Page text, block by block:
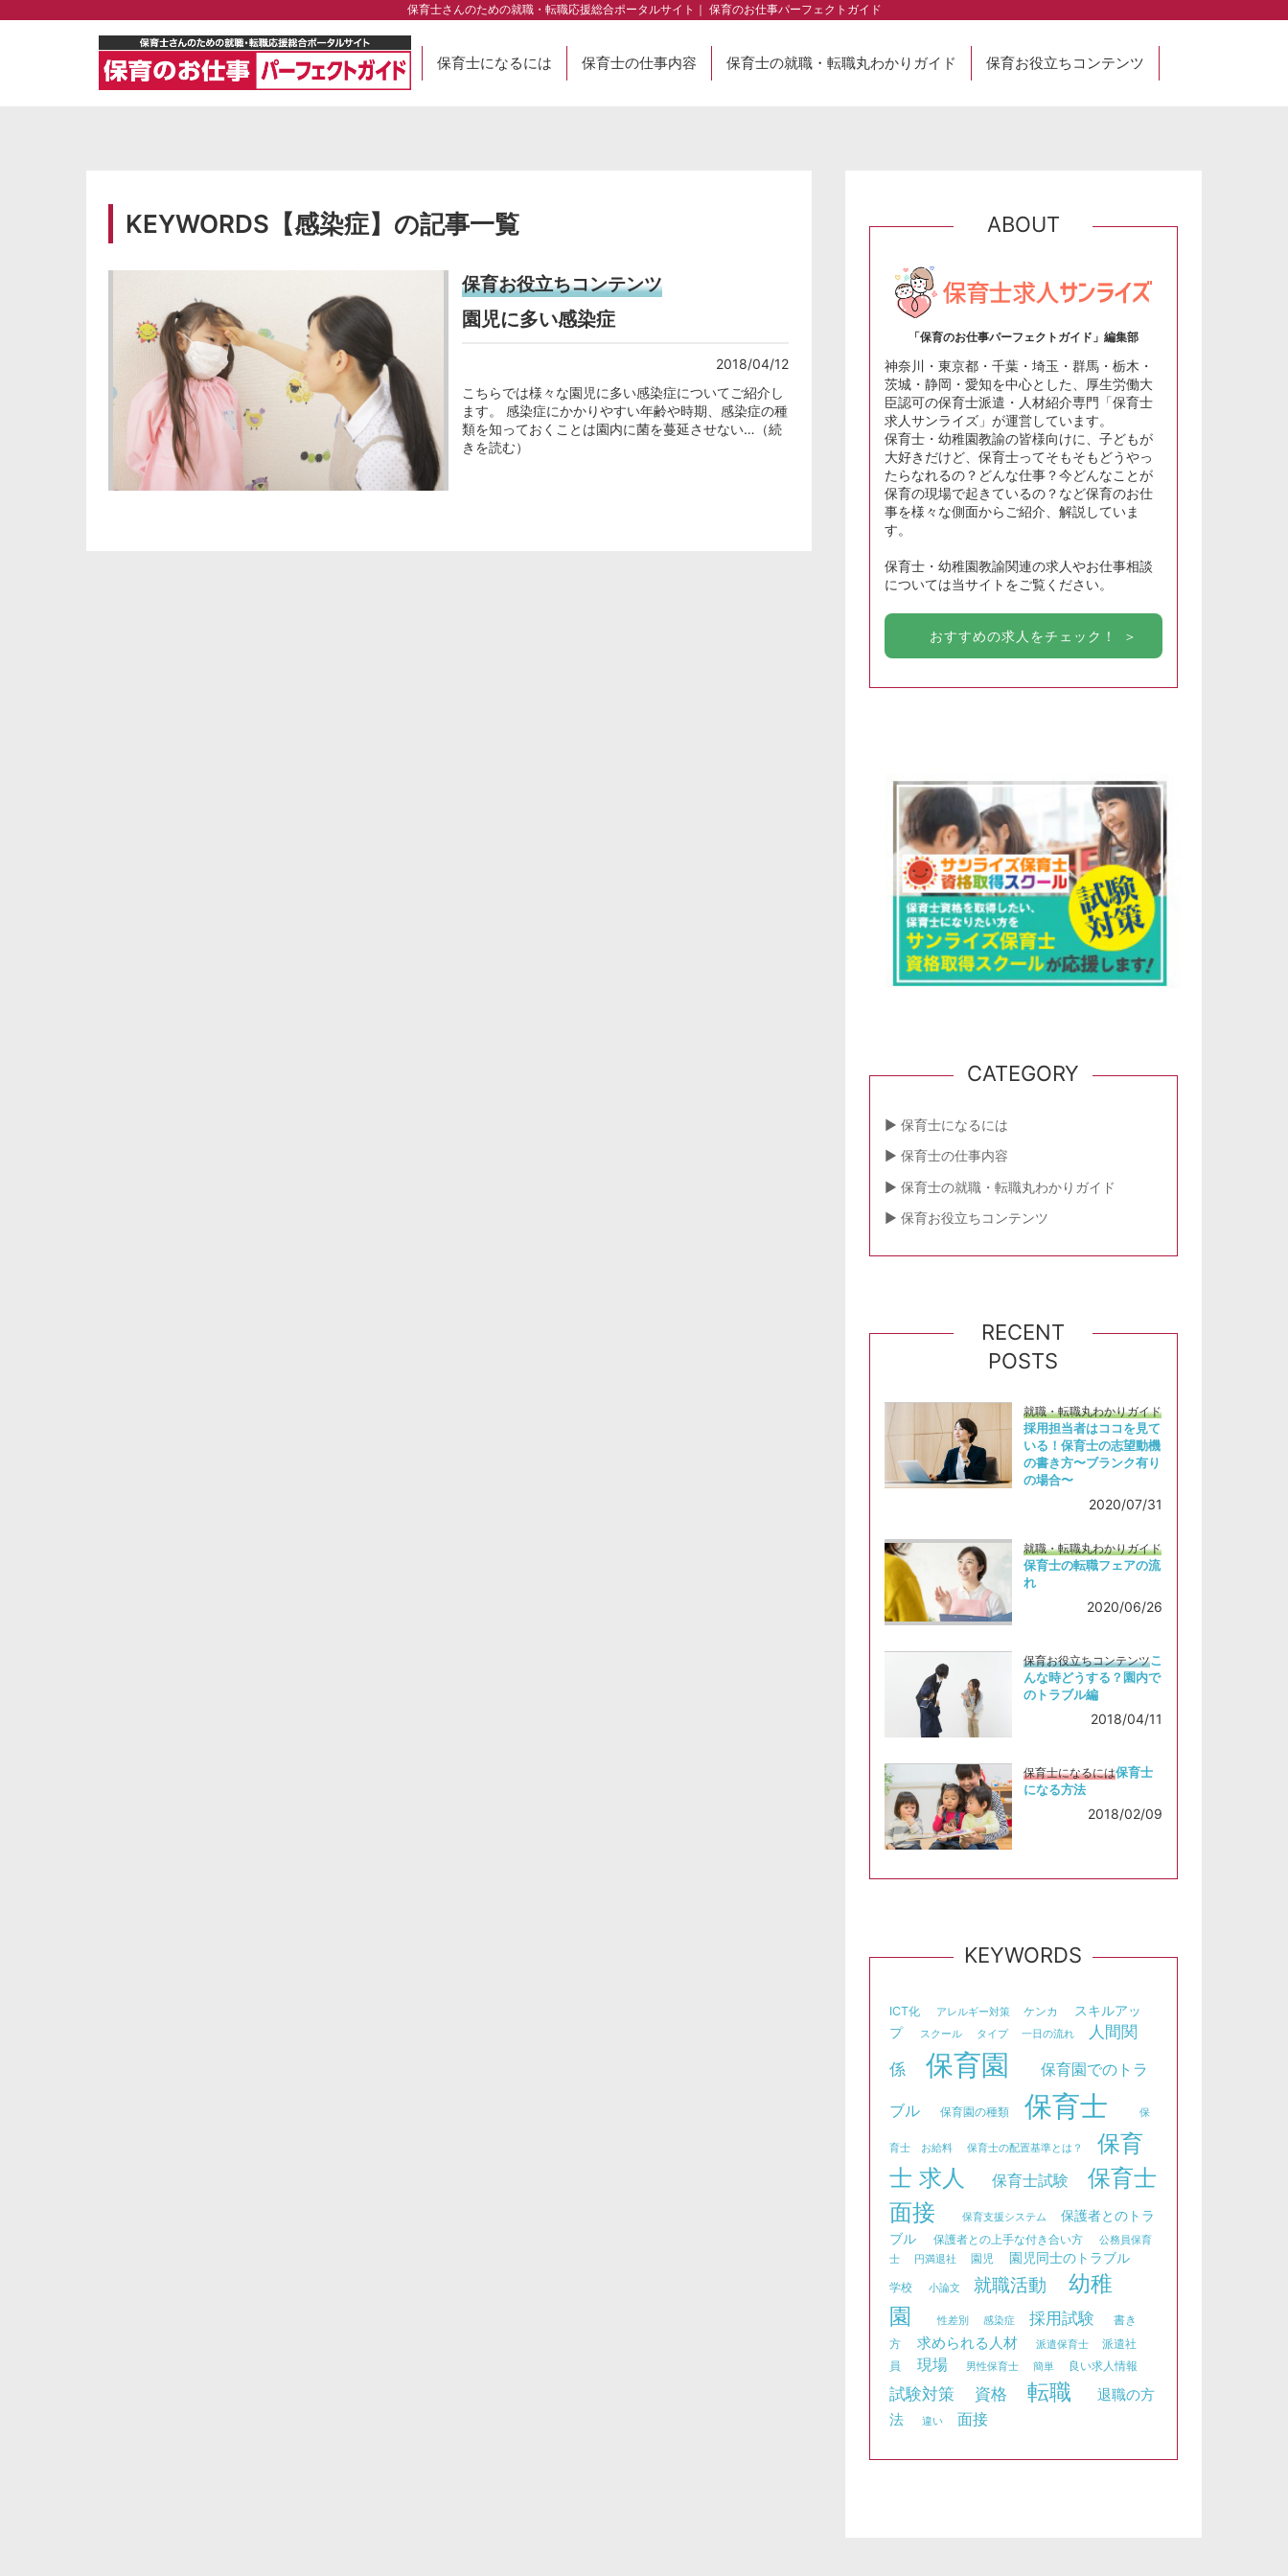
保育士さんのための就職・転職応援総合ポータルサイト｜ 保育のお仕事パーフェクトガイド
保育士になるには 保育士の仕事内容 保育士の就職・転職丸わかりガイド 保育お役立ちコンテンツ
KEYWORDS【感染症】の記事一覧
保育お役立ちコンテンツ
園児に多い感染症
2018/04/12
こちらでは様々な園児に多い感染症についてご紹介し
ます。 感染症にかかりやすい年齢や時期、感染症の種
類を知っておくことは園内に菌を蔓延させない…（続
きを読む）
ABOUT
「保育のお仕事パーフェクトガイド」編集部
神奈川・東京都・千葉・埼玉・群馬・栃木・
茨城・静岡・愛知を中心とした、厚生労働大
臣認可の保育士派遣・人材紹介専門「保育士
求人サンライズ」が運営しています。
保育士・幼稚園教諭の皆様向けに、子どもが
大好きだけど、保育士ってそもそもどうやっ
たらなれるの？どんな仕事？今どんなことが
保育の現場で起きているの？など保育のお仕
事を様々な側面からご紹介、解説していま
す。
保育士・幼稚園教諭関連の求人やお仕事相談
については当サイトをご覧ください。
おすすめの求人をチェック！
CATEGORY
保育士になるには
保育士の仕事内容
保育士の就職・転職丸わかりガイド
保育お役立ちコンテンツ
RECENT
POSTS
就職・転職丸わかりガイド
採用担当者はココを見て
いる！保育士の志望動機
の書き方〜ブランク有り
の場合〜
2020/07/31
就職・転職丸わかりガイド
保育士の転職フェアの流
れ
2020/06/26
保育お役立ちコンテンツこ
んな時どうする？園内で
のトラブル編
2018/04/11
保育士になるには保育士
になる方法
2018/02/09
KEYWORDS
ICT化 アレルギー対策 ケンカ
スキルアッ
プ
スクール タイプ 一日の流れ
人間関
係
保育園 保育園でのトラ
ブル 保育園の種類 保育士 保
育士 お給料 保育士の配置基準とは？
保育
士 求人
保育士試験
保育士
面接
保育支援システム
保護者とのトラ
ブル
保護者との上手な付き合い方
公務員保育
士
円満退社 園児 園児同士のトラブル
学校 小論文 就職活動
幼稚
園
性差別 感染症 採用試験
書き
方
求められる人材 派遣保育士
派遣社
員
現場 男性保育士 簡単 良い求人情報
試験対策 資格 転職
退職の方
法
違い 面接